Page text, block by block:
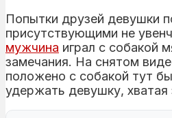
Попытки друзей девушки
присутствующими не
мужчина играл с собакой
замечания. На снятом
положено с собакой тут
удержать девушку,